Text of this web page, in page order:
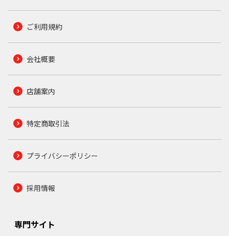
ご利用規約
会社概要
店舗案内
特定商取引法
プライバシーポリシー
採用情報
専門サイト